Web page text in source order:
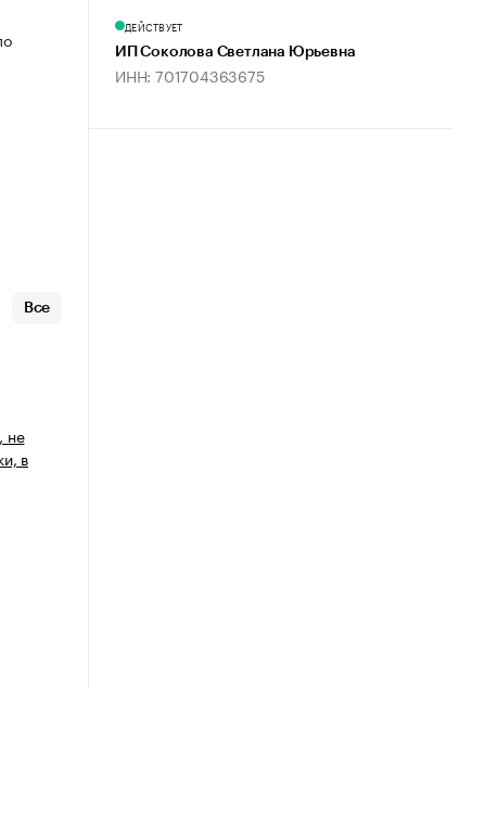
Все
не
в
ДЕЙСТВУЕТ
ИП Соколова Светлана Юрьевна
ИНН: 701704363675